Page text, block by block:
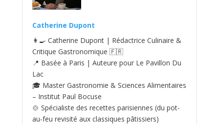
Catherine Dupont
👩‍🍳 Catherine Dupont | Rédactrice Culinaire &
Critique Gastronomique 🇫🇷
📍 Basée à Paris | Auteure pour Le Pavillon Du
Lac
🎓 Master Gastronomie & Sciences Alimentaires
– Institut Paul Bocuse
🍲 Spécialiste des recettes parisiennes (du pot-
au‑feu revisité aux classiques pâtissiers)